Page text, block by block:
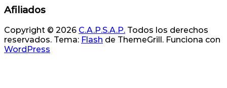
Afiliados
Copyright © 2026 C.A.P.S.A.P. Todos los derechos
reservados. Tema: Flash de ThemeGrill. Funciona con
WordPress